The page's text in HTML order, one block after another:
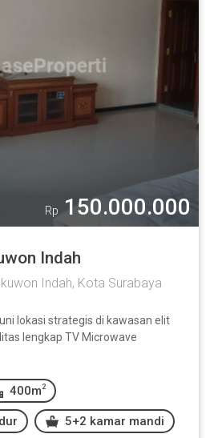
Rp 150.000.000
Indah
Indah, Kota Surabaya
lokasi strategis di kawasan elit
lengkap TV Microwave
400m 2
5+2 kamar mandi